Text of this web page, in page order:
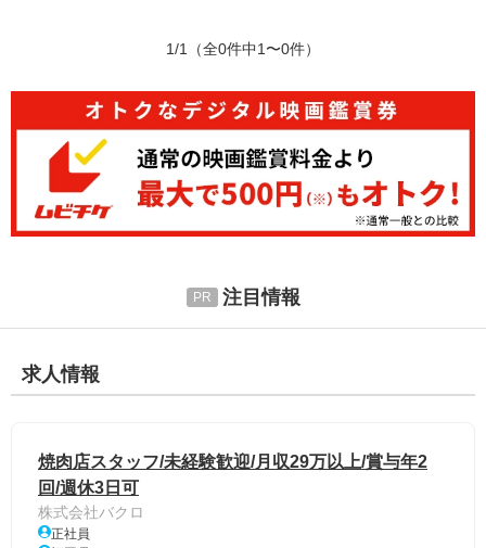
1/1 （全0件中1〜0件）
注目情報
求人情報
焼肉店スタッフ/未経験歓迎/月収29万以上/賞与年2
回/週休3日可
株式会社バクロ
正社員